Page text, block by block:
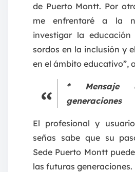
de Puerto Montt. Por
me enfrentaré a la
investigar la educación
sordos en la inclusión y
en el ámbito educativo”,
* Mensaje
generaciones
El profesional y
señas sabe que su
Sede Puerto Montt
las futuras generaciones.